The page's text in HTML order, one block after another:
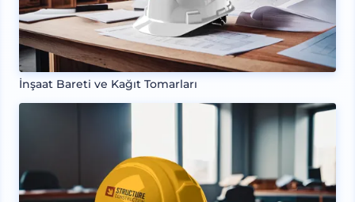
İnşaat Bareti ve Kağıt Tomarları